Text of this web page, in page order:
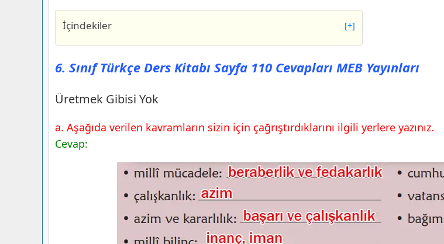
İçindekiler [+]
6. Sınıf Türkçe Ders Kitabı Sayfa 110 Cevapları MEB
Yayınları
Üretmek Gibisi Yok
6. Sınıf Türkçe Ders Kitabı Sayfa 111 Cevapları MEB
6. Sınıf Türkçe Ders Kitabı Sayfa 112 Cevapları MEB
Yayınları
6. Sınıf Türkçe Ders Kitabı Sayfa 114 Cevapları MEB
6. Sınıf Türkçe Ders Kitabı Sayfa 115 Cevapları MEB
6. Sınıf Türkçe Ders Kitabı Sayfa 110 Cevapları MEB Yayınları
Üretmek Gibisi Yok
a. Aşağıda verilen kavramların sizin için çağrıştırdıklarını ilgili yerlere yazınız.
Cevap: